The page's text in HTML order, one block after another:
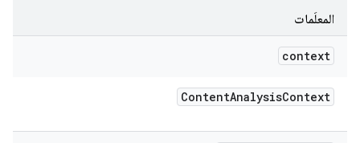
المعلَمات
context
ContentAnalysisContext